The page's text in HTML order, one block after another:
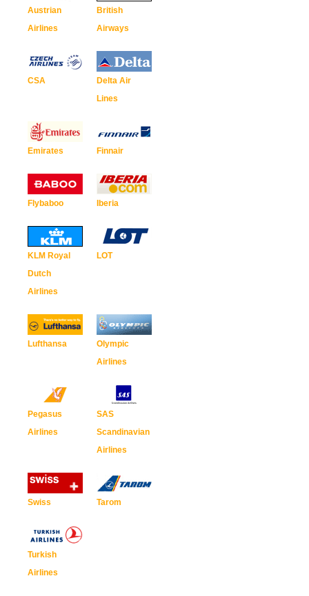
Austrian
Airlines
British
Airways
CSA
Delta Air
Lines
Emirates Finnair
Flybaboo Iberia
KLM Royal
Dutch
Airlines
LOT
Lufthansa
Olympic
Airlines
Pegasus
Airlines
SAS
Scandinavian
Airlines
Swiss Tarom
Turkish
Airlines